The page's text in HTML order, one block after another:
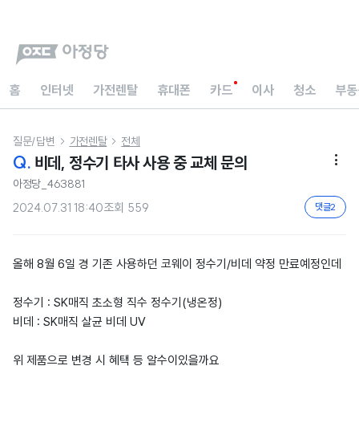
홈 인터넷 가전렌탈 휴대폰 카드 이사 청소 부
질문/답변  가전렌탈  전체
Q. 비데, 정수기 타사 사용 중 교체 문의 
아정당_463881
2024.07.31 18:40조회 559 댓글2
올해 8월 6일 경 기존 사용하던 코웨이 정수기/비데 약정 만료예정인데
정수기 : SK매직 초소형 직수 정수기(냉온정)
비데 : SK매직 살균 비데 UV
위 제품으로 변경 시 혜택 등 알수이있을까요